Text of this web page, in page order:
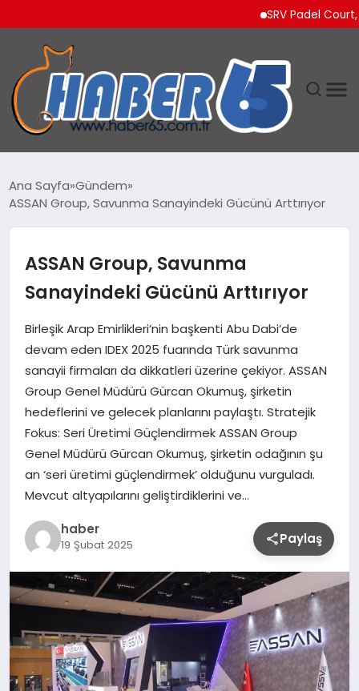
SRV Padel Court, 24
TEKNOLOJI
Ana Sayfa Gündem
ASSAN Group, Savunma Sanayindeki Gücünü Arttırıyor
ASSAN Group, Savunma
Sanayindeki Gücünü Arttırıyor
Birleşik Arap Emirlikleri’nin başkenti Abu Dabi’de
devam eden IDEX 2025 fuarında Türk savunma
sanayii firmaları da dikkatleri üzerine çekiyor. ASSAN
Group Genel Müdürü Gürcan Okumuş, şirketin
hedeflerini ve gelecek planlarını paylaştı. Stratejik
Fokus: Seri Üretimi Güçlendirmek ASSAN Group
Genel Müdürü Gürcan Okumuş, şirketin odağının şu
an ‘seri üretimi güçlendirmek’ olduğunu vurguladı.
Mevcut altyapılarını geliştirdiklerini ve…
haber
19 Şubat 2025 Paylaş